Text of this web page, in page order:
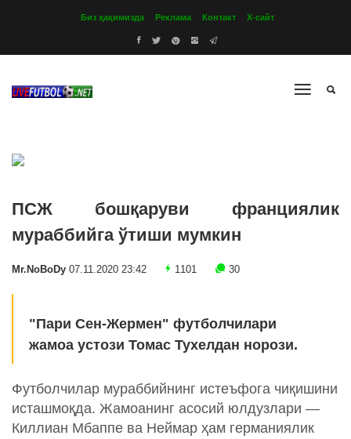
Биз ҳақимизда Реклама Контакт Х-сайт
ПСЖ бошқаруви франциялик
мураббийга ўтиши мумкин
Mr.NoBoDy 07.11.2020 23:42 1101 30
"Пари Сен-Жермен" футболчилари
жамоа устози Томас Тухелдан норози.
Футболчилар мураббийнинг истеъфога чиқишини
исташмоқда. Жамоанинг асосий юлдузлари —
Киллиан Мбаппе ва Неймар ҳам германиялик